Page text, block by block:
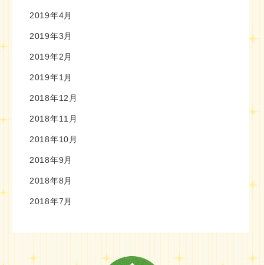
2019年4月
2019年3月
2019年2月
2019年1月
2018年12月
2018年11月
2018年10月
2018年9月
2018年8月
2018年7月